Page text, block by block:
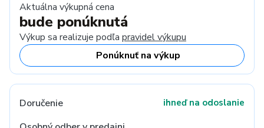
Aktuálna výkupná cena
bude ponúknutá
Výkup sa realizuje podľa pravidel výkupu
Ponúknuť na výkup
Doručenie ihneď na odoslanie